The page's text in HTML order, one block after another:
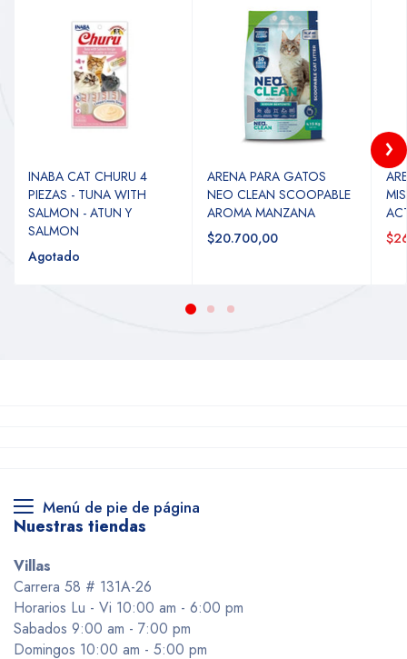
INABA CAT CHURU 4
PIEZAS - TUNA WITH
SALMON - ATUN Y
SALMON
Agotado
ARENA PARA GATOS
NEO CLEAN SCOOPABLE
AROMA MANZANA
$20.700,00
Menú de pie de página
Nuestras tiendas
Villas
Carrera 58 # 131A-26
Horarios Lu - Vi 10:00 am - 6:00 pm
Sabados 9:00 am - 7:00 pm
Domingos 10:00 am - 5:00 pm